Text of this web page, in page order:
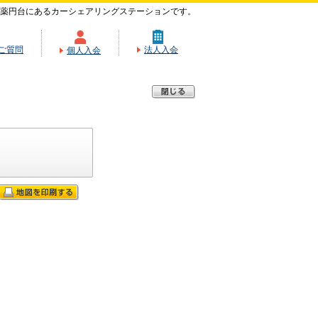
円台にあるカーシェアリングステーションです。
質問 個人入会 法人入会